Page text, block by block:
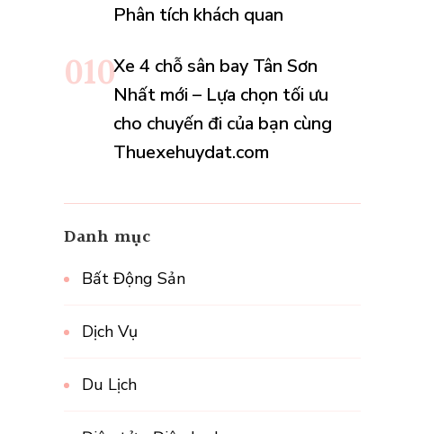
Phân tích khách quan
Xe 4 chỗ sân bay Tân Sơn
Nhất mới – Lựa chọn tối ưu
cho chuyến đi của bạn cùng
Thuexehuydat.com
Danh mục
Bất Động Sản
Dịch Vụ
Du Lịch